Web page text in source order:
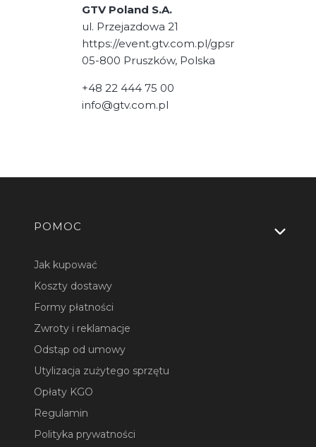
GTV Poland S.A.
ul. Przejazdowa 21
https://event.gtv.com.pl/gpsr
05-800 Pruszków, Polska
+48 22 444 75 00
info@gtv.com.pl
Linki w stopce
POMOC
Jak kupować
Koszty dostawy
Formy płatności
Zwroty i reklamacje
Odstąp od umowy
Utylizacja zużytego sprzętu
Opłaty KGO
Regulamin
Polityka prywatności